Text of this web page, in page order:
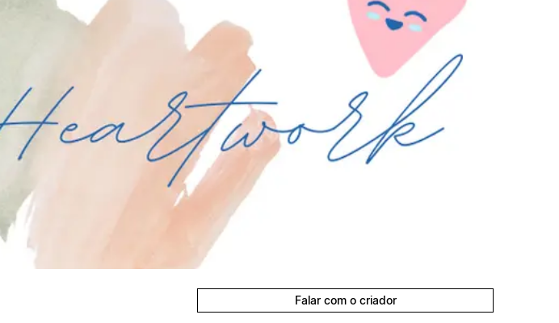
Falar com o criador